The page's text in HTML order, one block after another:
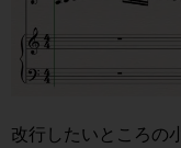
改行したいところの